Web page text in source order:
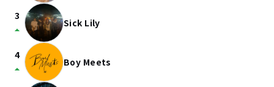
3
arrow_drop_up Sick Lily
4
arrow_drop_up Boy Meets